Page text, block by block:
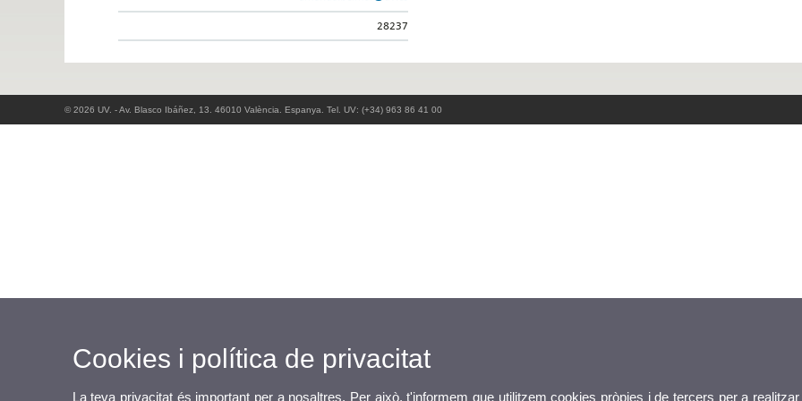
28237
© 2026 UV. - Av. Blasco Ibáñez, 13. 46010 València. Espanya. Tel. UV: (+34) 963 86 41 00
Cookies i política de privacitat
La teva privacitat és important per a nosaltres. Per això, t'informem que utilitzem cookies pròpies i de tercers per a realitzar